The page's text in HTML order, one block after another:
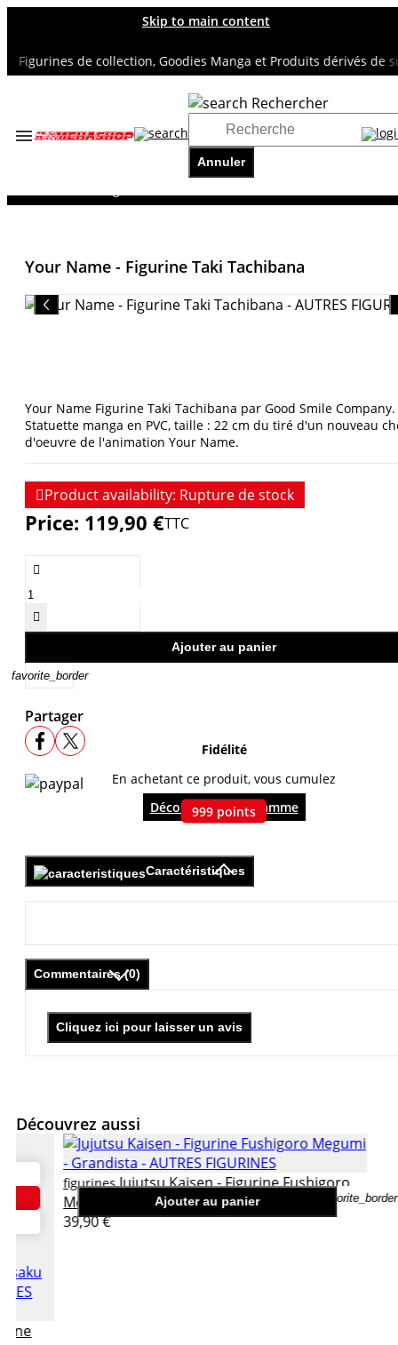
Skip to main content
de collection, Goodies Manga et Produits dérivés de
Rechercher
Annuler
Accueil
Your Name - Figurine Taki Tachibana
Your Name Figurine Taki Tachibana par Good Smile Company.
Statuette manga en PVC, taille : 22 cm du tiré d'un nouveau
d'oeuvre de l'animation Your Name.
Price: 119,90 €TTC


Ajouter au panier
favorite_border
Product availability: Rupture de stock
Partager
Fidélité
En achetant ce produit, vous cumulez
999 points
Découvrir le programme
Caractéristiques
Commentaires (0)
Cliquez ici pour laisser un avis
Découvrez aussi
Ajouter au panier favorite_border
figurinesJujutsu Kaisen - Figurine Fushigoro
Megumi - Grandista
39,90 €